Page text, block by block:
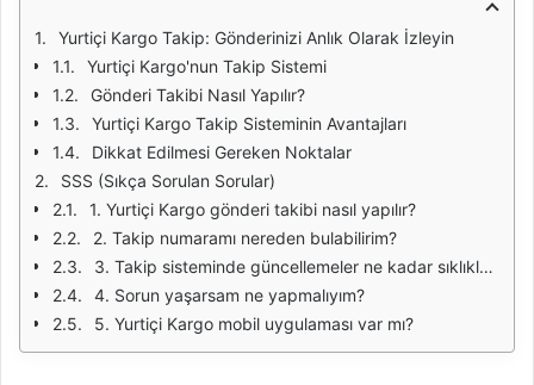
Yurtiçi Kargo Takip: Gönderinizi Anlık Olarak İzleyin
Yurtiçi Kargo'nun Takip Sistemi
Gönderi Takibi Nasıl Yapılır?
Yurtiçi Kargo Takip Sisteminin Avantajları
Dikkat Edilmesi Gereken Noktalar
SSS (Sıkça Sorulan Sorular)
1. Yurtiçi Kargo gönderi takibi nasıl yapılır?
2. Takip numaramı nereden bulabilirim?
3. Takip sisteminde güncellemeler ne kadar sıklıkla yapılır?
4. Sorun yaşarsam ne yapmalıyım?
5. Yurtiçi Kargo mobil uygulaması var mı?